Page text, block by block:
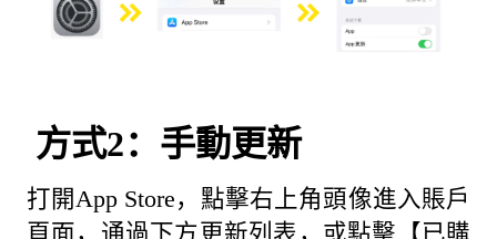
方式2：手動更新
打開App Store，點擊右上角頭像進入賬戶
頁面，通過下方更新列表，或點擊【已購